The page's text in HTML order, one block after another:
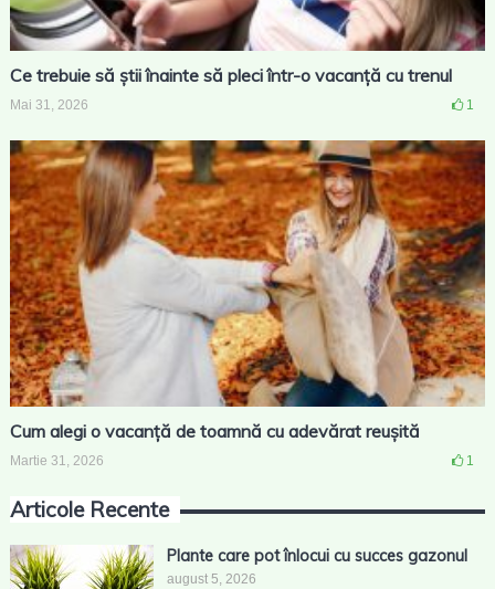
Ce trebuie să știi înainte să pleci într-o vacanță cu trenul
Mai 31, 2026 1
Cum alegi o vacanță de toamnă cu adevărat reușită
Martie 31, 2026 1
Articole Recente
Plante care pot înlocui cu succes gazonul
august 5, 2026